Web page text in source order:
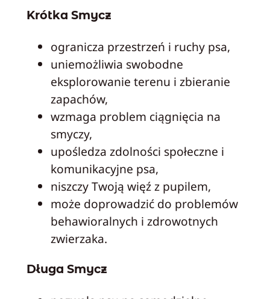
Krótka Smycz
ogranicza przestrzeń i ruchy psa,
uniemożliwia swobodne
eksplorowanie terenu i zbieranie
zapachów,
wzmaga problem ciągnięcia na
smyczy,
upośledza zdolności społeczne i
komunikacyjne psa,
niszczy Twoją więź z pupilem,
może doprowadzić do problemów
behawioralnych i zdrowotnych
zwierzaka.
Długa Smycz